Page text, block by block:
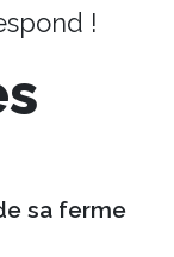
!
sa ferme